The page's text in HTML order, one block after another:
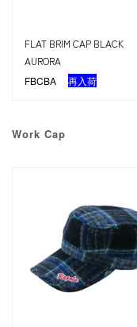
FLAT BRIM CAP BLACK
AURORA
FBCBA 再入荷
Work Cap